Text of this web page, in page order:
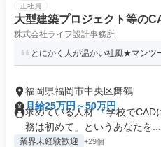
正社員
大型建築プロジェクト等の
株式会社ライフ設計事務所
とにかく人が温かい社風★マンツ
福岡県福岡市中央区舞鶴
月給25万円～50万円
求めている人材 「学校で
務は初めて」というあなたを...
業界未経験歓迎 +29個